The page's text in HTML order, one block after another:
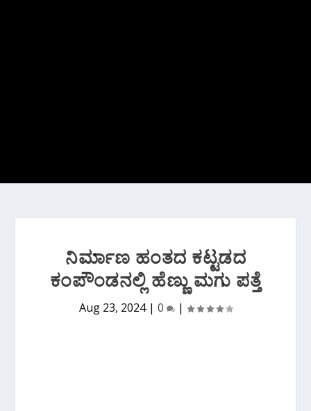
ನಿರ್ಮಾಣ ಹಂತದ ಕಟ್ಟಡದ
ಕಂಪೌಂಡನಲ್ಲಿ ಹೆಣ್ಣು ಮಗು ಪತ್ತೆ
Aug 23, 2024| 0 |